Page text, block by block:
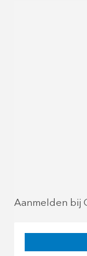
Aanmelden bij